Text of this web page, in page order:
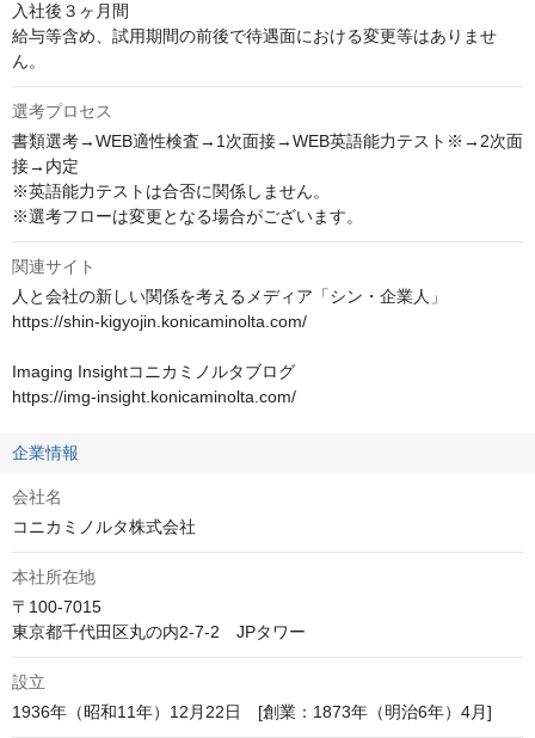
入社後３ヶ月間
給与等含め、試用期間の前後で待遇面における変更等はありませ
ん。
選考プロセス
書類選考→WEB適性検査→1次面接→WEB英語能力テスト※→2次面
接→内定
※英語能力テストは合否に関係しません。
※選考フローは変更となる場合がございます。
関連サイト
人と会社の新しい関係を考えるメディア「シン・企業人」
https://shin-kigyojin.konicaminolta.com/
Imaging Insightコニカミノルタブログ
https://img-insight.konicaminolta.com/
企業情報
会社名
コニカミノルタ株式会社
本社所在地
〒100-7015
東京都千代田区丸の内2-7-2　JPタワー
設立
1936年（昭和11年）12月22日　[創業：1873年（明治6年）4月]